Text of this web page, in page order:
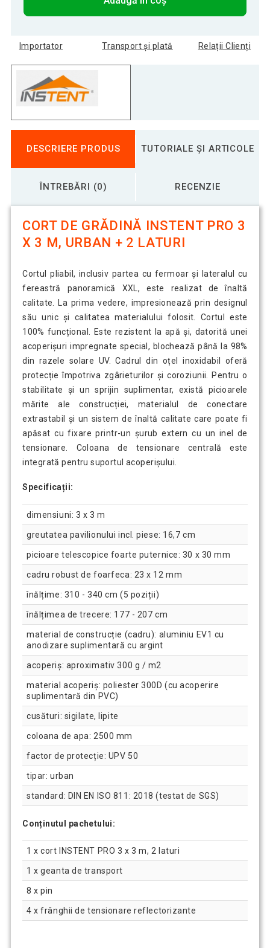
Importator Transport și plată Relații Clienți
DESCRIERE PRODUS TUTORIALE ȘI ARTICOLE
ÎNTREBĂRI (0) RECENZIE
CORT DE GRĂDINĂ INSTENT PRO 3
X 3 M, URBAN + 2 LATURI
Cortul pliabil, inclusiv partea cu fermoar și lateralul cu
fereastră panoramică XXL, este realizat de înaltă
calitate. La prima vedere, impresionează prin designul
său unic și calitatea materialului folosit. Cortul este
100% funcțional. Este rezistent la apă și, datorită unei
acoperișuri impregnate special, blochează până la 98%
din razele solare UV. Cadrul din oțel inoxidabil oferă
protecție împotriva zgârieturilor și coroziunii. Pentru o
stabilitate și un sprijin suplimentar, există picioarele
mărite ale construcției, materialul de conectare
extrastabil și un sistem de înaltă calitate care poate fi
apăsat cu fixare printr-un șurub extern cu un inel de
tensionare. Coloana de tensionare centrală este
integrată pentru suportul acoperișului.
Specificații:
dimensiuni: 3 x 3 m
greutatea pavilionului incl. piese: 16,7 cm
picioare telescopice foarte puternice: 30 x 30 mm
cadru robust de foarfeca: 23 x 12 mm
înălțime: 310 - 340 cm (5 poziții)
înălțimea de trecere: 177 - 207 cm
material de construcție (cadru): aluminiu EV1 cu
anodizare suplimentară cu argint
acoperiș: aproximativ 300 g / m2
material acoperiș: poliester 300D (cu acoperire
suplimentară din PVC)
cusături: sigilate, lipite
coloana de apa: 2500 mm
factor de protecție: UPV 50
tipar: urban
standard: DIN EN ISO 811: 2018 (testat de SGS)
Conținutul pachetului:
1 x cort INSTENT PRO 3 x 3 m, 2 laturi
1 x geanta de transport
8 x pin
4 x frânghii de tensionare reflectorizante